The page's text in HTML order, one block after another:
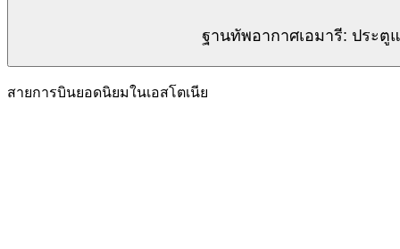
ฐานทัพอากาศเอมารี: ประตู
สายการบินยอดนิยมในเอสโตเนีย